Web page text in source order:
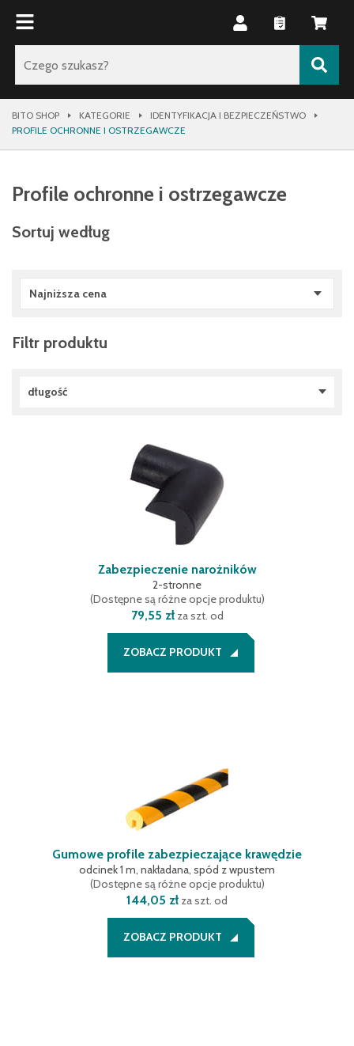
BITO SHOP KATEGORIE
IDENTYFIKACJA I BEZPIECZEŃSTWO
PROFILE OCHRONNE I OSTRZEGAWCZE
Profile ochronne i ostrzegawcze
Sortuj według
Najniższa cena
Filtr produktu
długość
Zabezpieczenie narożników
2-stronne
(Dostępne są różne opcje produktu)
79,55 złza szt. od
ZOBACZ PRODUKT
Gumowe profile zabezpieczające krawędzie
odcinek 1 m, nakładana, spód z wpustem
(Dostępne są różne opcje produktu)
144,05 zł za szt. od
ZOBACZ PRODUKT